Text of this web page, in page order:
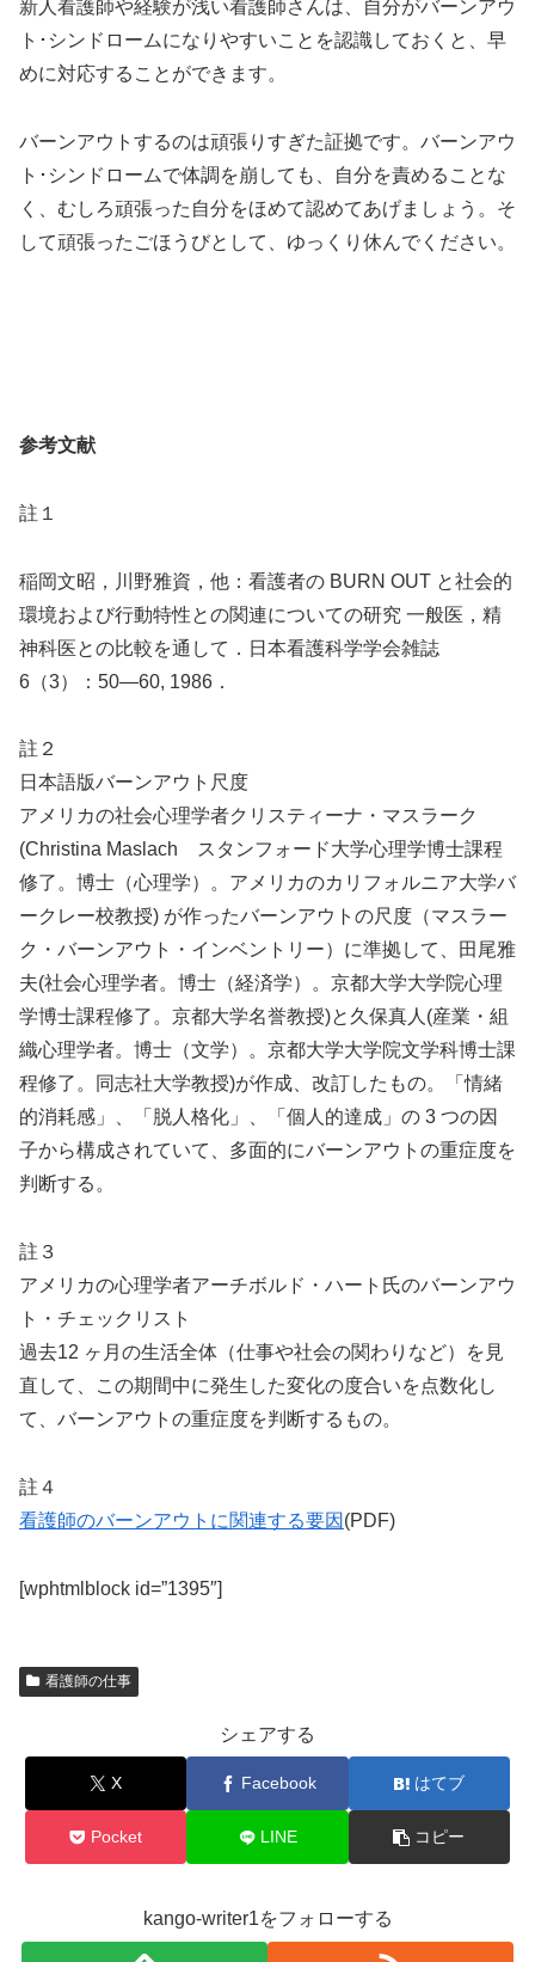
新人看護師や経験が浅い看護師さんは、自分がバーンアウ
ト･シンドロームになりやすいことを認識しておくと、早
めに対応することができます。
バーンアウトするのは頑張りすぎた証拠です。バーンアウ
ト･シンドロームで体調を崩しても、自分を責めることな
く、むしろ頑張った自分をほめて認めてあげましょう。そ
して頑張ったごほうびとして、ゆっくり休んでください。
参考文献
註１
稲岡文昭，川野雅資，他：看護者の BURN OUT と社会的
環境および行動特性との関連についての研究 一般医，精
神科医との比較を通して．日本看護科学学会雑誌
6（3）：50―60, 1986．
註２
日本語版バーンアウト尺度
アメリカの社会心理学者クリスティーナ・マスラーク
(Christina Maslach スタンフォード大学心理学博士課程
修了。博士（心理学）。アメリカのカリフォルニア大学バ
ークレー校教授) が作ったバーンアウトの尺度（マスラー
ク・バーンアウト・インベントリー）に準拠して、田尾雅
夫(社会心理学者。博士（経済学）。京都大学大学院心理
学博士課程修了。京都大学名誉教授)と久保真人(産業・組
織心理学者。博士（文学）。京都大学大学院文学科博士課
程修了。同志社大学教授)が作成、改訂したもの。「情緒
的消耗感」、「脱人格化」、「個人的達成」の 3 つの因
子から構成されていて、多面的にバーンアウトの重症度を
判断する。
註３
アメリカの心理学者アーチボルド・ハート氏のバーンアウ
ト・チェックリスト
過去12 ヶ月の生活全体（仕事や社会の関わりなど）を見
直して、この期間中に発生した変化の度合いを点数化し
て、バーンアウトの重症度を判断するもの。
註４
看護師のバーンアウトに関連する要因 (PDF)
[wphtmlblock id=”1395″]
看護師の仕事
シェアする
X Facebook はてブ
Pocket LINE コピー
kango-writer1をフォローする